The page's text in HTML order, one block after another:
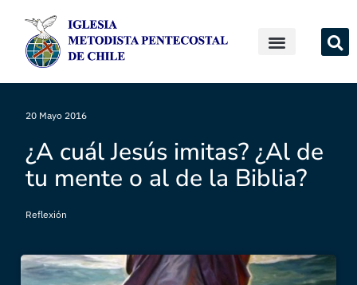
20 Mayo 2016
¿A cuál Jesús imitas? ¿Al de
tu mente o al de la Biblia?
Reflexión